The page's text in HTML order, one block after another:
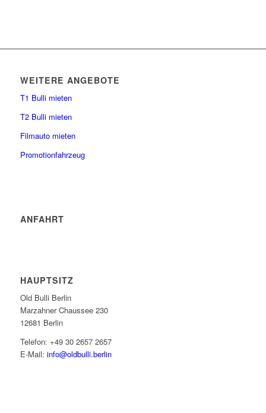
WEITERE ANGEBOTE
T1 Bulli mieten
T2 Bulli mieten
Filmauto mieten
Promotionfahrzeug
ANFAHRT
HAUPTSITZ
Old Bulli Berlin
Marzahner Chaussee 230
12681 Berlin
Telefon: +49 30 2657 2657
E-Mail: info@oldbulli.berlin